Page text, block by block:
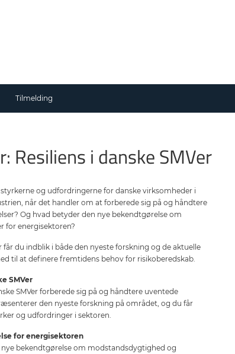
Tilmelding
Resiliens i danske SMVer
og udfordringerne for danske virksomheder i
når det handler om at forberede sig på og håndtere
Og hvad betyder den nye bekendtgørelse om
for energisektoren?
får du indblik i både den nyeste forskning og de aktuelle
til at definere fremtidens behov for risikoberedskab.
SMVer
SMVer forberede sig på og håndtere uventede
den nyeste forskning på området, og du får
og udfordringer i sektoren.
for energisektoren
nye bekendtgørelse om modstandsdygtighed og